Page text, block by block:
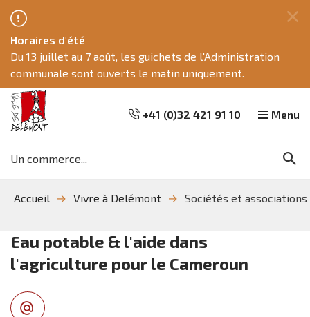
recherche
navigation
Horaires d'été
Du 13 juillet au 7 août, les guichets de l'Administration
communale sont ouverts le matin uniquement.
+41 (0)32 421 91 10
clés
Menu
Accueil Vivre à Delémont Sociétés et
Eau potable & l'aide dans
l'agriculture pour le Cameroun